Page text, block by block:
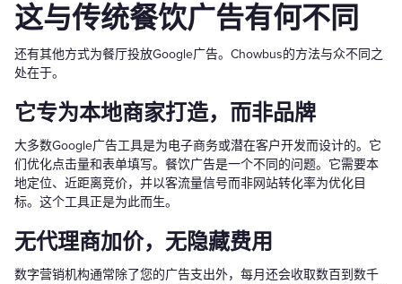
这与传统餐饮广告有何不同
还有其他方式为餐厅投放Google广告。Chowbus的方法与众不同之
处在于。
它专为本地商家打造，而非品牌
大多数Google广告工具是为电子商务或潜在客户开发而设计的。它
们优化点击量和表单填写。餐饮广告是一个不同的问题。它需要本
地定位、近距离竞价，并以客流量信号而非网站转化率为优化目
标。这个工具正是为此而生。
无代理商加价，无隐藏费用
数字营销机构通常除了您的广告支出外，每月还会收取数百到数千